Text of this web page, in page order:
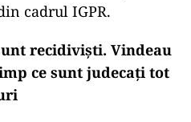
cadrul IGPR.
recidiviști. Vindeau
ce sunt judecați tot